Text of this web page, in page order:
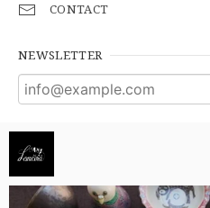
CONTACT
NEWSLETTER